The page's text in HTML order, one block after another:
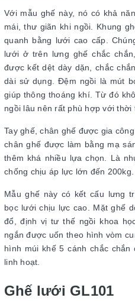
Với mẫu ghế này, nó có khả
mái, thư giãn khi ngồi. Khung
quanh bằng lưới cao cấp.
lưới ở trên lưng ghế chắc
được kết dệt dày dặn, chắc
dài sử dụng. Đệm ngồi là mút
giúp thông thoáng khí. Từ đó
ngồi lâu nên rất phù hợp với thời
Tay ghế, chân ghế được gia
chân ghế được làm bằng mạ
thêm khá nhiều lựa chọn. Là
chống chịu áp lực lớn đến 200kg.
Mẫu ghế này có kết cấu lưng
bọc lưới chịu lực cao. Mặt ghế
đổ, định vị tư thế ngồi khoa
ngắn được uốn theo hình vòm
hình múi khế 5 cánh chắc
linh hoạt.
Ghế lưới GL101